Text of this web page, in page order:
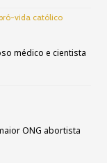
vida católico
médico e cientista
ONG abortista